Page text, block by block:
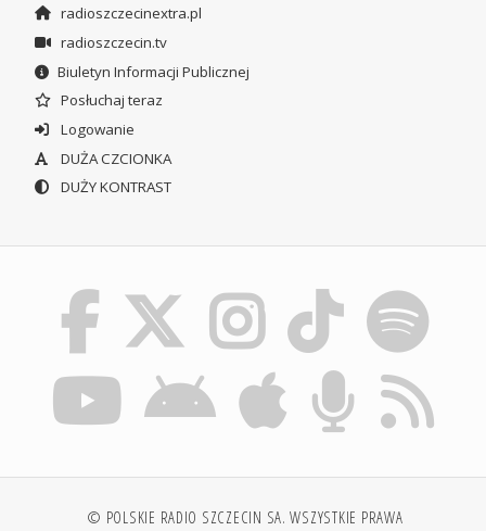
radioszczecinextra.pl
radioszczecin.tv
Biuletyn Informacji Publicznej
Posłuchaj teraz
Logowanie
DUŻA CZCIONKA
DUŻY KONTRAST
© POLSKIE RADIO SZCZECIN SA. WSZYSTKIE PRAWA